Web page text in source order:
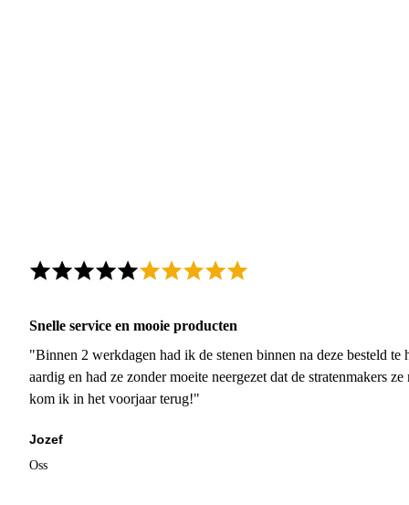
Snelle service en mooie producten
"Binnen 2 werkdagen had ik de stenen binnen na deze besteld
aardig en had ze zonder moeite neergezet dat de stratenmakers
kom ik in het voorjaar terug!"
Jozef
Oss